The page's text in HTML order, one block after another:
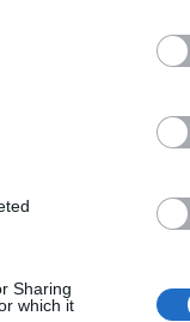
Sharing
which it